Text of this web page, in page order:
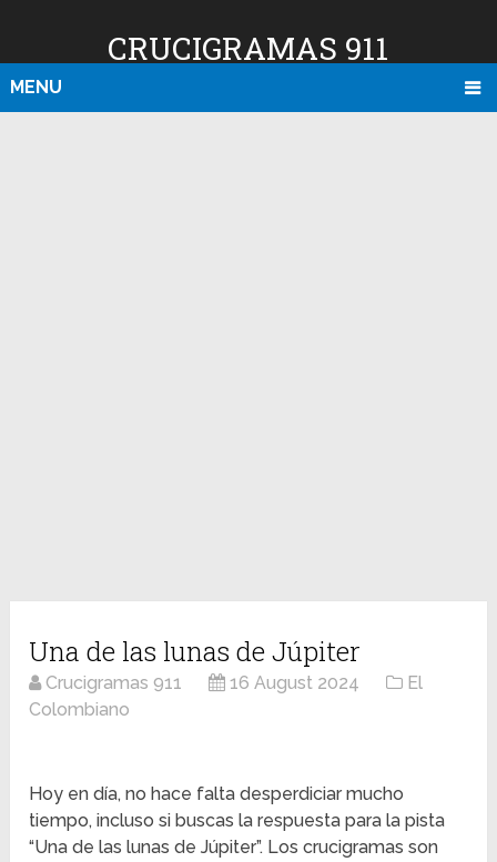
CRUCIGRAMAS 911
MENU
Una de las lunas de Júpiter
Crucigramas 911 16 August 2024
El
Colombiano
Hoy en día, no hace falta desperdiciar mucho
tiempo, incluso si buscas la respuesta para la pista
“Una de las lunas de Júpiter”. Los crucigramas son